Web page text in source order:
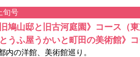
旬号
旧鳩山邸と旧古河庭園》コース（
とうふ屋うかいと町田の美術館》
内の洋館、美術館巡り。